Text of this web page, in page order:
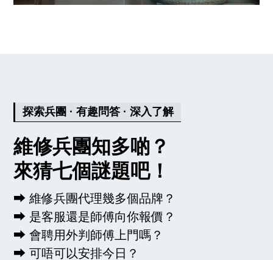
探索兵團 · 有趣問答 · 深入了解
維修兵團知多啲？
來猜七個謎題吧！
⮕ 維修兵團代理幾多個品牌？
⮕ 是客服還是師傅向你報價？
⮕ 會聘用外判師傅上門嗎？
⮕ 可唔可以安排今日？